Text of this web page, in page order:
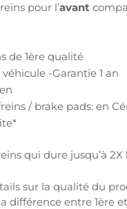
pour l’avant
de 1ère qualité
-Garantie 1 an
/ brake pads: en
qui dure jusqu’à
sur la qualité du
différence entre 1ère